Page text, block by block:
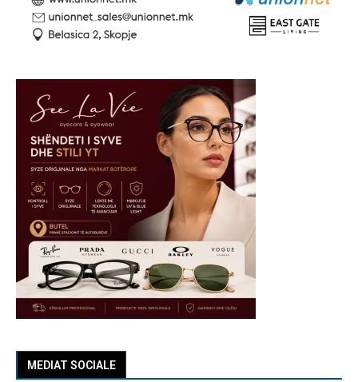
MEDIAT SOCIALE